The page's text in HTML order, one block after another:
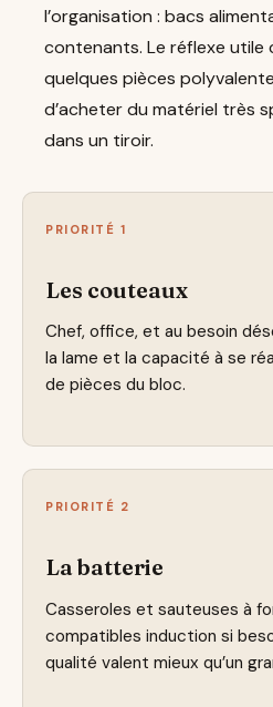
l’organisation : bacs
contenants. Le réflexe utile
quelques pièces
d’acheter du matériel très
dans un tiroir.
PRIORITÉ 1
Les couteaux
Chef, office, et au besoin
la lame et la capacité à se
de pièces du bloc.
PRIORITÉ 2
La batterie
Casseroles et sauteuses à
compatibles induction si
qualité valent mieux qu’un